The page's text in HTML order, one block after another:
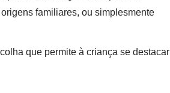
familiares, ou simplesmente
que permite à criança se destacar